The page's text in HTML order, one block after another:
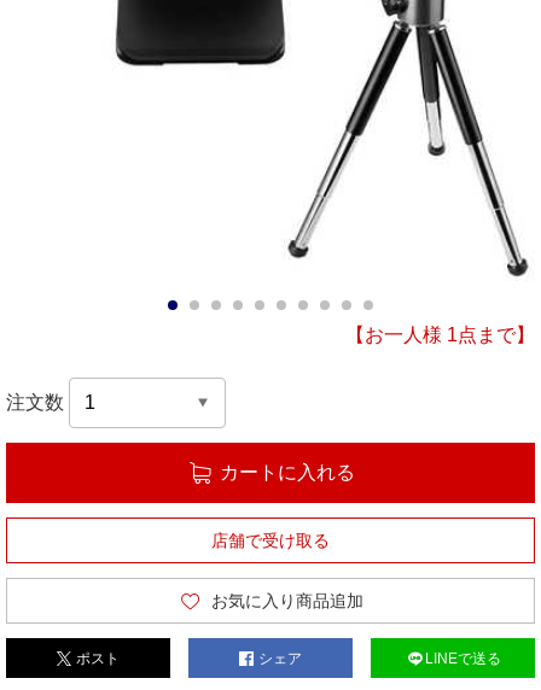
【お一人様 1点まで】
注文数
カートに入れる
店舗で受け取る
お気に入り商品追加
ポスト シェア LINEで送る